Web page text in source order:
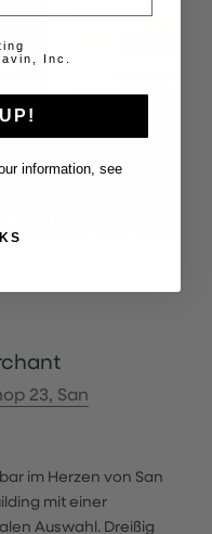
23, San
im Herzen von San
mit einer
Auswahl. Dreißig
Inc.
information, see